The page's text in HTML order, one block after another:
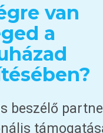
van
a
beszélő